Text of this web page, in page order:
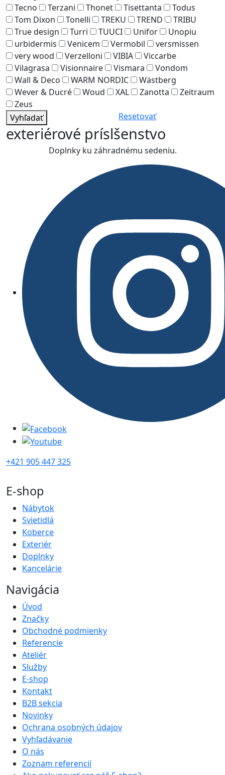
Tecno
Terzani Thonet Tisettanta
Todus
Tom Dixon
Tonelli TREKU TREND
TRIBU
True design
Turri TUUCI Unifor
Unopiu
urbidermis
Venicem Vermobil
versmissen
very wood
Verzelloni VIBIA
Viccarbe
Vilagrasa
Visionnaire Vismara
Vondom
Wall & Deco
WARM NORDIC
Wästberg
Wever & Ducré
Woud XAL Zanotta
Zeitraum
Zeus
Vyhľadať
Resetovať
exteriérové príslšenstvo
Doplnky ku záhradnému sedeniu.
+421 905 447 325
E-shop
Nábytok
Svietidlá
Koberce
Exteriér
Doplnky
Kancelárie
Navigácia
Úvod
Značky
Obchodné podmienky
Referencie
Ateliér
Služby
E-shop
Kontakt
B2B sekcia
Novinky
Ochrana osobných údajov
Vyhľadávanie
O nás
Zoznam referencií